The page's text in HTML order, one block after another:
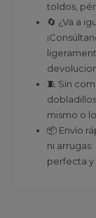
toldos,
🔄 ¿Va a
🧵 Sin
mismo o
📦 Envío
ni
perfecta y